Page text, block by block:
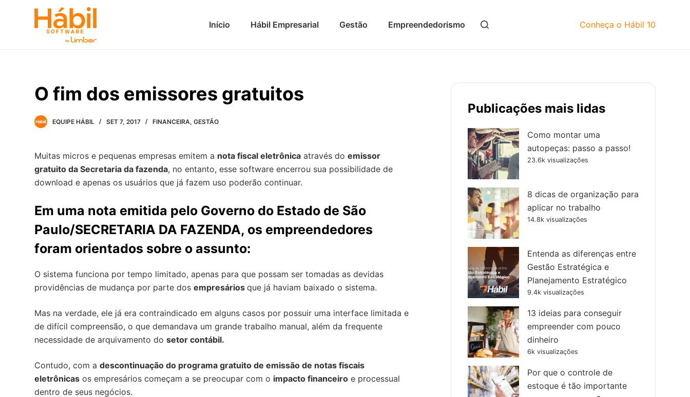
a
Início Hábil Empresarial Gestão Empreendedorismo Conheça o Hábil 10
O fim dos emissores gratuitos
EQUIPE HÁBIL SET 7, 2017 FINANCEIRA,GESTÃO
Muitas micros e pequenas empresas emitem a nota fiscal eletrônica através doemissor
gratuito da Secretaria da fazenda, no entanto, esse software encerrou sua possibilidade de
download e apenas os usuários que já fazem uso poderão continuar.
Em uma nota emitida pelo Governo do Estado de São
Paulo/SECRETARIA DA FAZENDA, os empreendedores
foram orientados sobre o assunto:
O sistema funciona por tempo limitado, apenas para que possam ser tomadas as devidas
providências de mudança por parte dosempresáriosque já haviam baixado o sistema.
Mas na verdade, ele já era contraindicado em alguns casos por possuir uma interface limitada e
de difícil compreensão, o que demandava um grande trabalho manual, além da frequente
necessidade de arquivamento dosetor contábil.
Contudo, com adescontinuação do programa gratuito de emissão de notas fiscais
eletrônicas os empresários começam a se preocupar com o impacto financeiro e processual
dentro de seus negócios.
Publicações mais lidas
Como montar uma
autopeças: passo a passo!
23.6k visualizações
8 dicas de organização para
aplicar no trabalho
14.8k visualizações
Entenda as diferenças entre
Gestão Estratégica e
Planejamento Estratégico
9.4k visualizações
13 ideias para conseguir
empreender com pouco
dinheiro
6k visualizações
Por que o controle de
estoque é tão importante